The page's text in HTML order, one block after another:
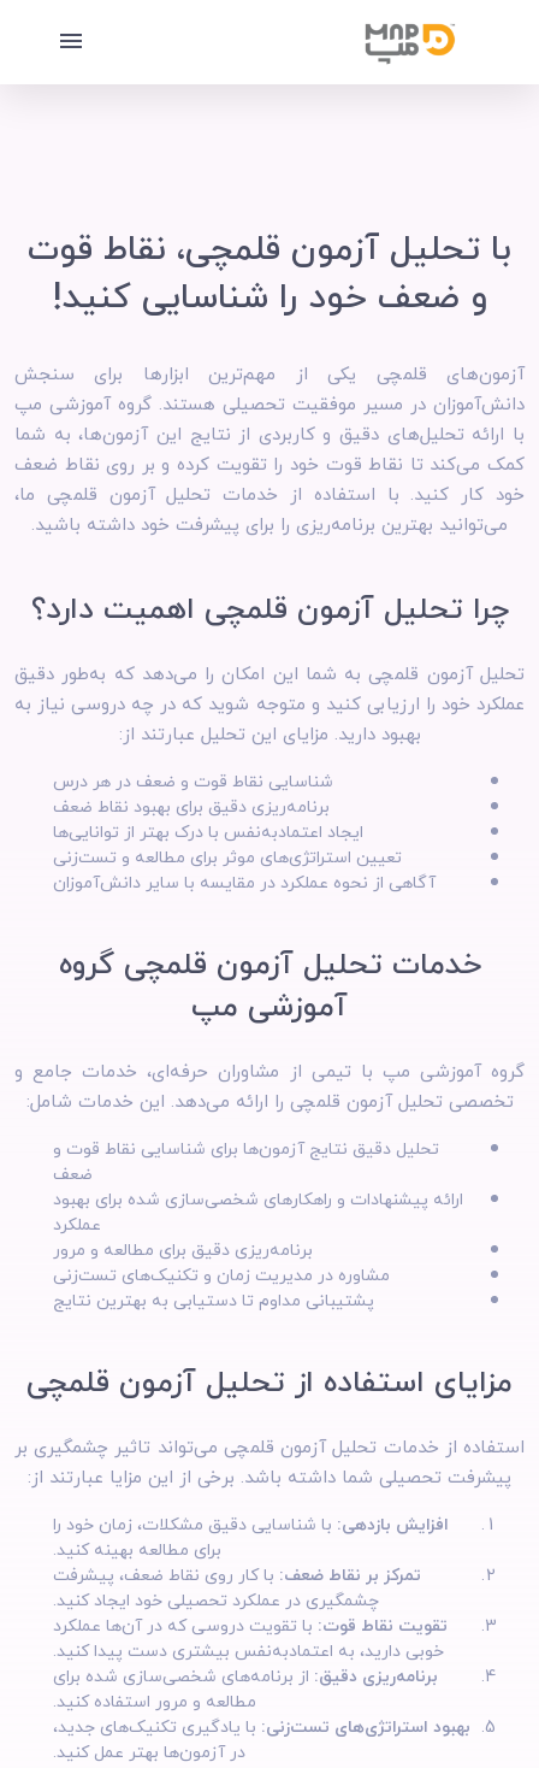
با تحلیل آزمون قلمچی، نقاط قوت
و ضعف خود را شناسایی کنید!
آزمون‌های قلمچی یکی از مهم‌ترین ابزارها برای سنجش
دانش‌آموزان در مسیر موفقیت تحصیلی هستند. گروه آموزشی مپ
با ارائه تحلیل‌های دقیق و کاربردی از نتایج این آزمون‌ها، به شما
کمک می‌کند تا نقاط قوت خود را تقویت کرده و بر روی نقاط ضعف
خود کار کنید. با استفاده از خدمات تحلیل آزمون قلمچی ما،
می‌توانید بهترین برنامه‌ریزی را برای پیشرفت خود داشته باشید.
چرا تحلیل آزمون قلمچی اهمیت دارد؟
تحلیل آزمون قلمچی به شما این امکان را می‌دهد که به‌طور دقیق
عملکرد خود را ارزیابی کنید و متوجه شوید که در چه دروسی نیاز به
بهبود دارید. مزایای این تحلیل عبارتند از:
شناسایی نقاط قوت و ضعف در هر درس
برنامه‌ریزی دقیق برای بهبود نقاط ضعف
ایجاد اعتمادبه‌نفس با درک بهتر از توانایی‌ها
تعیین استراتژی‌های موثر برای مطالعه و تست‌زنی
آگاهی از نحوه عملکرد در مقایسه با سایر دانش‌آموزان
خدمات تحلیل آزمون قلمچی گروه
آموزشی مپ
گروه آموزشی مپ با تیمی از مشاوران حرفه‌ای، خدمات جامع و
تخصصی تحلیل آزمون قلمچی را ارائه می‌دهد. این خدمات شامل:
تحلیل دقیق نتایج آزمون‌ها برای شناسایی نقاط قوت و
ضعف
ارائه پیشنهادات و راهکارهای شخصی‌سازی شده برای بهبود
عملکرد
برنامه‌ریزی دقیق برای مطالعه و مرور
مشاوره در مدیریت زمان و تکنیک‌های تست‌زنی
پشتیبانی مداوم تا دستیابی به بهترین نتایج
مزایای استفاده از تحلیل آزمون قلمچی
استفاده از خدمات تحلیل آزمون قلمچی می‌تواند تاثیر چشمگیری بر
پیشرفت تحصیلی شما داشته باشد. برخی از این مزایا عبارتند از:
افزایش بازدهی: با شناسایی دقیق مشکلات، زمان خود را
برای مطالعه بهینه کنید.
تمرکز بر نقاط ضعف: با کار روی نقاط ضعف، پیشرفت
چشمگیری در عملکرد تحصیلی خود ایجاد کنید.
تقویت نقاط قوت: با تقویت دروسی که در آن‌ها عملکرد
خوبی دارید، به اعتمادبه‌نفس بیشتری دست پیدا کنید.
برنامه‌ریزی دقیق: از برنامه‌های شخصی‌سازی شده برای
مطالعه و مرور استفاده کنید.
بهبود استراتژی‌های تست‌زنی: با یادگیری تکنیک‌های جدید،
در آزمون‌ها بهتر عمل کنید.